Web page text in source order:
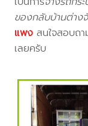
ของกลับบ้านต่าง
แพง สนใจสอบถ
เลยครับ